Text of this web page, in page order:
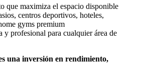
que maximiza el espacio disponible
centros deportivos, hoteles,
gyms premium
y profesional para cualquier área de
una inversión en rendimiento,